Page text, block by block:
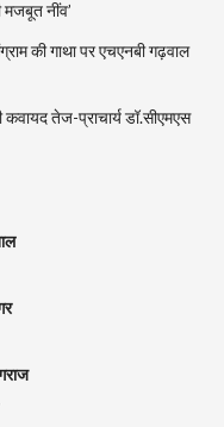
नींव’
की गाथा पर एचएनबी गढ़वाल
तेज-प्राचार्य डॉ.सीएमएस